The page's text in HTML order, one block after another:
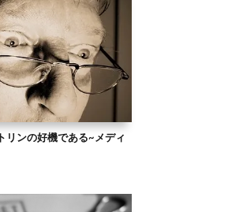
リンの好機である~メディ